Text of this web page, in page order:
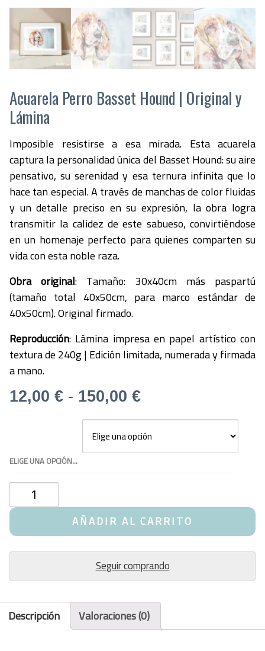
Acuarela Perro Basset Hound | Original y
Lámina
Imposible resistirse a esa mirada. Esta acuarela
captura la personalidad única del Basset Hound: su aire
pensativo, su serenidad y esa ternura infinita que lo
hace tan especial. A través de manchas de color fluidas
y un detalle preciso en su expresión, la obra logra
transmitir la calidez de este sabueso, convirtiéndose
en un homenaje perfecto para quienes comparten su
vida con esta noble raza.
Obra original: Tamaño: 30x40cm más paspartú
(tamaño total 40x50cm, para marco estándar de
40x50cm). Original firmado.
Reproducción: Lámina impresa en papel artístico con
textura de 240g | Edición limitada, numerada y firmada
a mano.
12,00 € - 150,00 €Rango
precios:
ELIGE UNA OPCIÓN...
Acuarela
Perro
Basset
Hound
cantidad
AÑADIR AL CARRITO
Seguir comprando
Descripción Valoraciones (0)